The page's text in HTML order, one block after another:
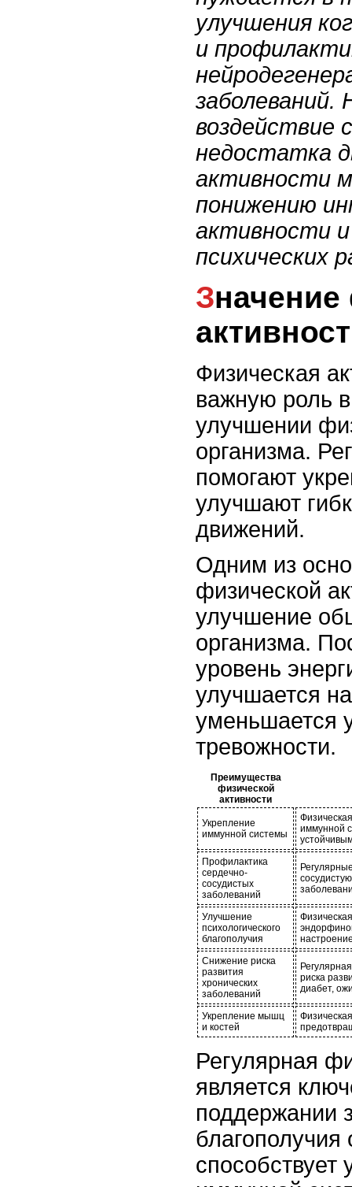
улучшения
и
заболеваний.
воздействие
недостатка
активности
понижению
активности
психических
Значение физической
Физическая
важную роль
улучшении
организма.
помогают
улучшают
движений.
Одним из
физической
улучшение
организма.
уровень
улучшается
уменьшается
тревожности.
Преимущества
физической
активности
Укрепление
иммунной системы
иммунной
Профилактика
сердечно-
сосудистых
заболеваний
Улучшение
психологического
благополучия
Снижение риска
развития
хронических
заболеваний
риска
диабет,
Укрепление мышц
и костей
Регулярная
является
поддержании
способствует